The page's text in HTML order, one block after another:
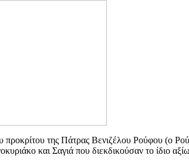
της Πάτρας Βενιζέλου Ρούφου (ο
και Σαγιά που διεκδικούσαν το ίδιο